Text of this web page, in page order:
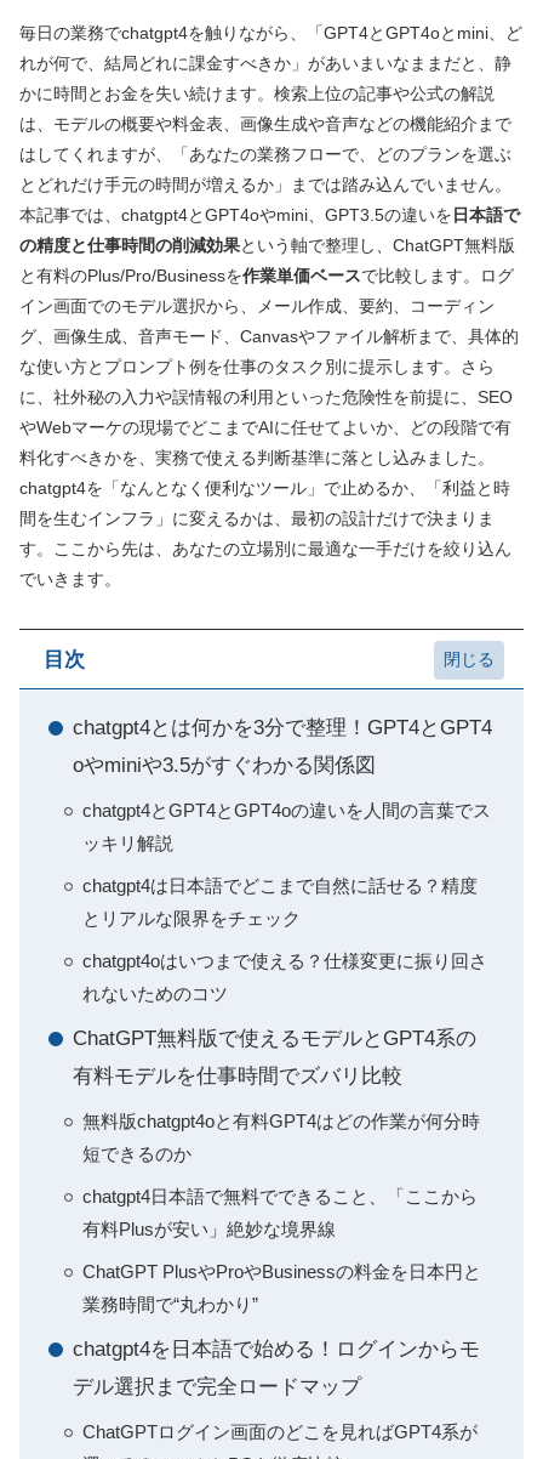
毎日の業務でchatgpt4を触りながら、「GPT4とGPT4oとmini、ど
れが何で、結局どれに課金すべきか」があいまいなままだと、静
かに時間とお金を失い続けます。検索上位の記事や公式の解説
は、モデルの概要や料金表、画像生成や音声などの機能紹介まで
はしてくれますが、「あなたの業務フローで、どのプランを選ぶ
とどれだけ手元の時間が増えるか」までは踏み込んでいません。
本記事では、chatgpt4とGPT4oやmini、GPT3.5の違いを 日本語で
の精度と仕事時間の削減効果という軸で整理し、ChatGPT無料版
と有料のPlus/Pro/Businessを作業単価ベースで比較します。ログ
イン画面でのモデル選択から、メール作成、要約、コーディン
グ、画像生成、音声モード、Canvasやファイル解析まで、具体的
な使い方とプロンプト例を仕事のタスク別に提示します。さら
に、社外秘の入力や誤情報の利用といった危険性を前提に、SEO
やWebマーケの現場でどこまでAIに任せてよいか、どの段階で有
料化すべきかを、実務で使える判断基準に落とし込みました。
chatgpt4を「なんとなく便利なツール」で止めるか、「利益と時
間を生むインフラ」に変えるかは、最初の設計だけで決まりま
す。ここから先は、あなたの立場別に最適な一手だけを絞り込ん
でいきます。
目次
chatgpt4とは何かを3分で整理！GPT4とGPT4
oやminiや3.5がすぐわかる関係図
chatgpt4とGPT4とGPT4oの違いを人間の言葉でス
ッキリ解説
chatgpt4は日本語でどこまで自然に話せる？精度
とリアルな限界をチェック
chatgpt4oはいつまで使える？仕様変更に振り回さ
れないためのコツ
ChatGPT無料版で使えるモデルとGPT4系の
有料モデルを仕事時間でズバリ比較
無料版chatgpt4oと有料GPT4はどの作業が何分時
短できるのか
chatgpt4日本語で無料でできること、「ここから
有料Plusが安い」絶妙な境界線
ChatGPT PlusやProやBusinessの料金を日本円と
業務時間で“丸わかり”
chatgpt4を日本語で始める！ログインからモ
デル選択まで完全ロードマップ
ChatGPTログイン画面のどこを見ればGPT4系が